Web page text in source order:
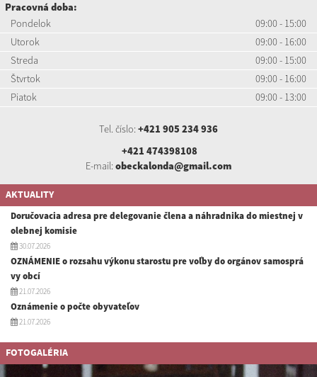
Pracovná doba:
Pondelok
09:00 - 15:00
Utorok
09:00 - 16:00
Streda
09:00 - 15:00
Štvrtok
09:00 - 16:00
Piatok
09:00 - 13:00
Tel. číslo: +421 905 234 936
+421 474398108
E-mail: obeckalonda@gmail.com
AKTUALITY
Doručovacia adresa pre delegovanie člena a náhradnika do miestnej v
olebnej komisie
30.07.2026
OZNÁMENIE o rozsahu výkonu starostu pre voľby do orgánov samosprá
vy obcí
21.07.2026
Oznámenie o počte obyvateľov
21.07.2026
FOTOGALÉRIA